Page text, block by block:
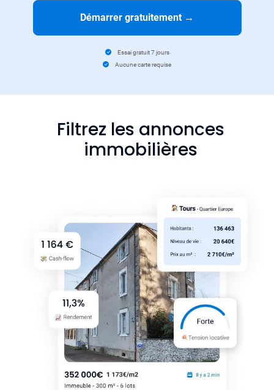
Démarrer gratuitement →
Essai gratuit 7 jours
Aucune carte requise
Filtrez les annonces
immobilières